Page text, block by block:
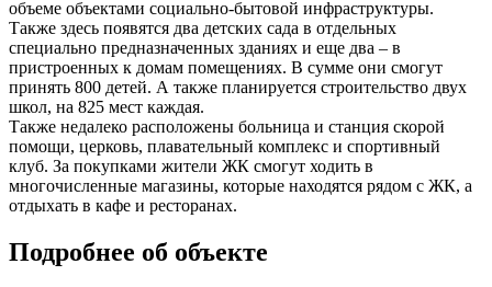
объеме объектами социально-бытовой инфраструктуры.
Также здесь появятся два детских сада в отдельных
специально предназначенных зданиях и еще два – в
пристроенных к домам помещениях. В сумме они смогут
принять 800 детей. А также планируется строительство двух
школ, на 825 мест каждая.
Также недалеко расположены больница и станция скорой
помощи, церковь, плавательный комплекс и спортивный
клуб. За покупками жители ЖК смогут ходить в
многочисленные магазины, которые находятся рядом с ЖК, а
отдыхать в кафе и ресторанах.
Подробнее об объекте